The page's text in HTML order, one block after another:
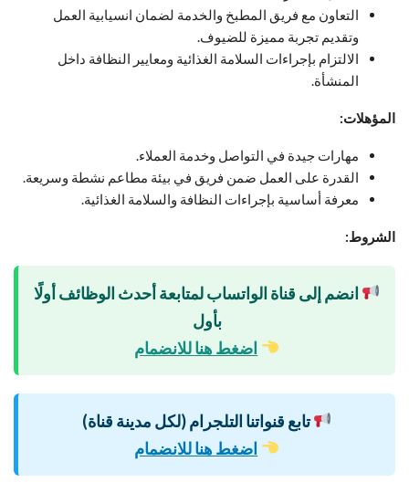
التعاون مع فريق المطبخ والخدمة لضمان انسيابية العمل
وتقديم تجربة مميزة للضيوف.
الالتزام بإجراءات السلامة الغذائية ومعايير النظافة داخل
المنشأة.
المؤهلات:
مهارات جيدة في التواصل وخدمة العملاء.
القدرة على العمل ضمن فريق في بيئة مطاعم نشطة وسريعة.
معرفة أساسية بإجراءات النظافة والسلامة الغذائية.
الشروط:
انضم إلى قناة الواتساب لمتابعة أحدث الوظائف أولًا
بأول
اضغط هنا للانضمام
تابع قنواتنا التلجرام (لكل مدينة قناة)
اضغط هنا للانضمام